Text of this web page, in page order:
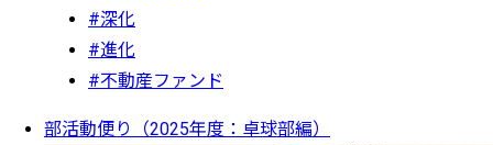
#深化
#進化
#不動産ファンド
部活動便り（2025年度：卓球部編）